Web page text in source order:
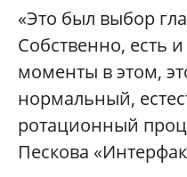
«Это был выбор
Собственно, есть
моменты в этом,
нормальный,
ротационный
Пескова